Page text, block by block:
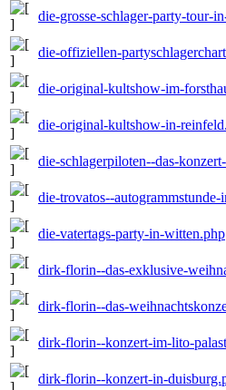
die-grosse-schlager-party-tour-
die-offiziellen-
die-original-kultshow-im-
die-original-kultshow-in-
die-schlagerpiloten--das-
die-trovatos--
die-vatertags-party-in-witten.php
dirk-florin--das-exklusive-
dirk-florin--das-
dirk-florin--konzert-im-lito-
dirk-florin--konzert-in-